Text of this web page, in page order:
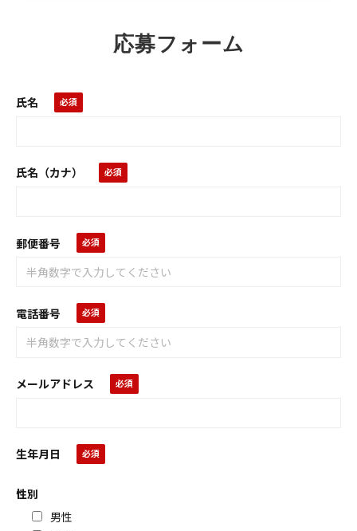
応募フォーム
氏名
氏名（カナ）
郵便番号
電話番号
メールアドレス
生年月日
性別
男性